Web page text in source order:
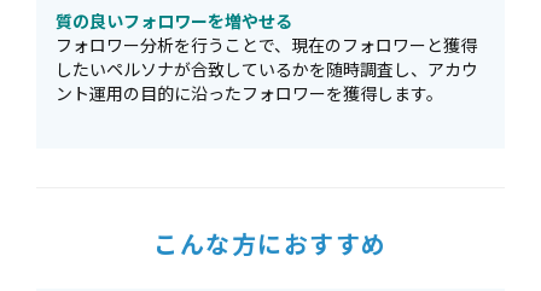
質の良いフォロワーを増やせる
フォロワー分析を行うことで、現在のフォロワーと獲得
したいペルソナが合致しているかを随時調査し、アカウ
ント運用の目的に沿ったフォロワーを獲得します。
こんな方におすすめ